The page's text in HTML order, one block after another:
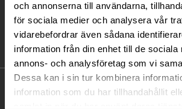
och annonserna till användarna,
för sociala medier och analysera vår
vidarebefordrar även sådana
information från din enhet till de sociala
annons- och analysföretag som vi
Dessa kan i sin tur kombinera
information som du har tillhandahållit
KONTAKT